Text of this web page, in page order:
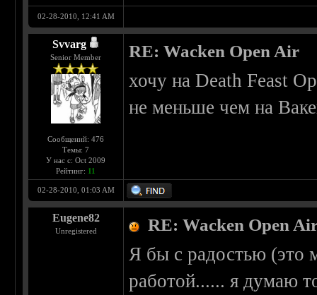
02-28-2010, 12:41 AM
Svvarg
Senior Member
Сообщений: 476
Темы: 7
У нас с: Oct 2009
Рейтинг: 11
RE: Wacken Open Air
хочу на Death Feast
не меньше чем на
02-28-2010, 01:03 AM
Eugene82
Unregistered RE: Wacken Open
Я бы с радостью (это
работой...... я думаю